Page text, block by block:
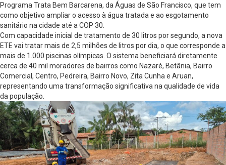
Programa Trata Bem Barcarena, da Águas de São Francisco, que tem
como objetivo ampliar o acesso à água tratada e ao esgotamento
sanitário na cidade até a COP 30.
Com capacidade inicial de tratamento de 30 litros por segundo, a nova
ETE vai tratar mais de 2,5 milhões de litros por dia, o que corresponde a
mais de 1.000 piscinas olímpicas. O sistema beneficiará diretamente
cerca de 40 mil moradores de bairros como Nazaré, Betânia, Bairro
Comercial, Centro, Pedreira, Bairro Novo, Zita Cunha e Aruan,
representando uma transformação significativa na qualidade de vida
da população.